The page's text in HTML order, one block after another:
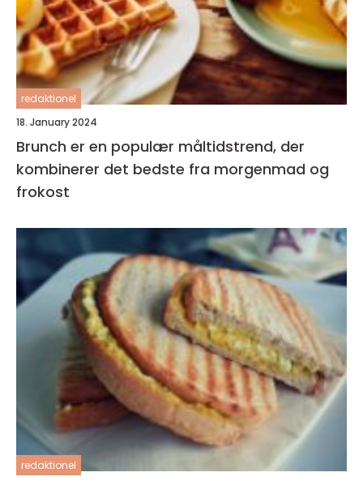
redaktionel
18. January 2024
Brunch er en populær måltidstrend, der
kombinerer det bedste fra morgenmad og
frokost
redaktionel